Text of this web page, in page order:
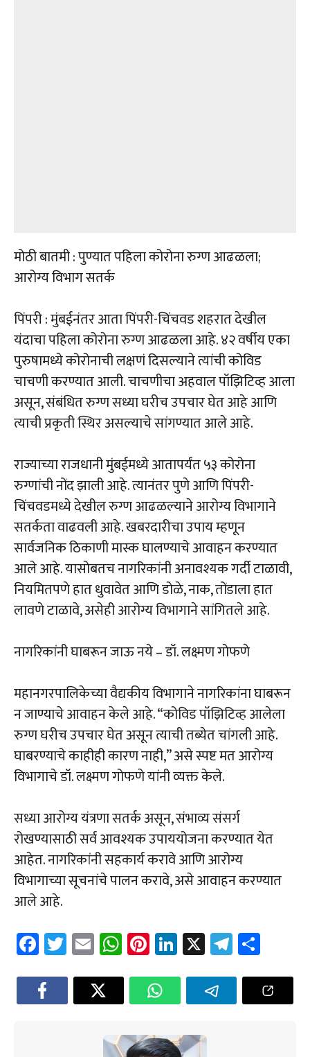
मोठी बातमी : पुण्यात पहिला कोरोना रुग्ण आढळला;
आरोग्य विभाग सतर्क
पिंपरी : मुंबईनंतर आता पिंपरी-चिंचवड शहरात देखील
यंदाचा पहिला कोरोना रुग्ण आढळला आहे. ४२ वर्षीय एका
पुरुषामध्ये कोरोनाची लक्षणं दिसल्याने त्यांची कोविड
चाचणी करण्यात आली. चाचणीचा अहवाल पॉझिटिव्ह आला
असून, संबंधित रुग्ण सध्या घरीच उपचार घेत आहे आणि
त्याची प्रकृती स्थिर असल्याचे सांगण्यात आले आहे.
राज्याच्या राजधानी मुंबईमध्ये आतापर्यंत ५३ कोरोना
रुग्णांची नोंद झाली आहे. त्यानंतर पुणे आणि पिंपरी-
चिंचवडमध्ये देखील रुग्ण आढळल्याने आरोग्य विभागाने
सतर्कता वाढवली आहे. खबरदारीचा उपाय म्हणून
सार्वजनिक ठिकाणी मास्क घालण्याचे आवाहन करण्यात
आले आहे. यासोबतच नागरिकांनी अनावश्यक गर्दी टाळावी,
नियमितपणे हात धुवावेत आणि डोळे, नाक, तोंडाला हात
लावणे टाळावे, असेही आरोग्य विभागाने सांगितले आहे.
नागरिकांनी घाबरून जाऊ नये – डॉ. लक्ष्मण गोफणे
महानगरपालिकेच्या वैद्यकीय विभागाने नागरिकांना घाबरून
न जाण्याचे आवाहन केले आहे. “कोविड पॉझिटिव्ह आलेला
रुग्ण घरीच उपचार घेत असून त्याची तब्येत चांगली आहे.
घाबरण्याचे काहीही कारण नाही,” असे स्पष्ट मत आरोग्य
विभागाचे डॉ. लक्ष्मण गोफणे यांनी व्यक्त केले.
सध्या आरोग्य यंत्रणा सतर्क असून, संभाव्य संसर्ग
रोखण्यासाठी सर्व आवश्यक उपाययोजना करण्यात येत
आहेत. नागरिकांनी सहकार्य करावे आणि आरोग्य
विभागाच्या सूचनांचे पालन करावे, असे आवाहन करण्यात
आले आहे.
Fa
ce
b
o
T
wi
tt
er
E
m
ail
W
h
at
sA
p
Pi
nt
er
es
t
Li
nk
e
dI
n
X Te
le
gr
a
e